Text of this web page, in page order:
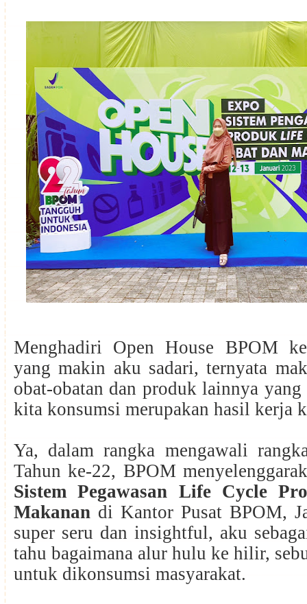
Menghadiri Open House BPOM
yang makin aku sadari, ternyata
obat-obatan dan produk lainnya
kita konsumsi merupakan hasil kerja
Ya, dalam rangka mengawali
Tahun ke-22, BPOM
Sistem Pegawasan Life Cycle
Makanan di Kantor Pusat BPOM,
super seru dan insightful, aku
tahu bagaimana alur hulu ke hilir,
untuk dikonsumsi masyarakat.